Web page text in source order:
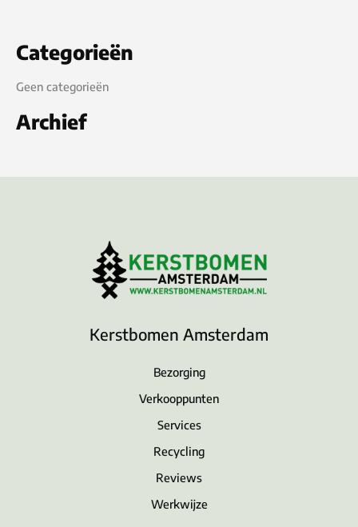
Categorieën
Geen categorieën
Archief
Kerstbomen Amsterdam
Bezorging
Verkooppunten
Services
Recycling
Reviews
Werkwijze